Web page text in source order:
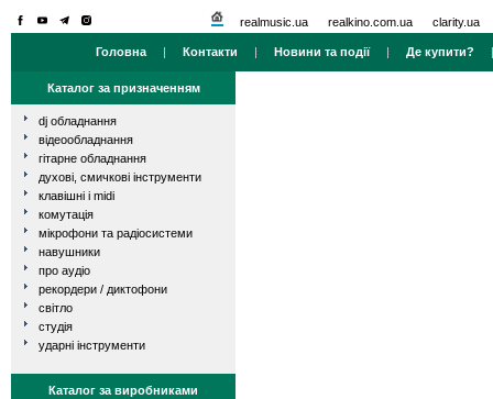
realmusic.ua realkino.com.ua clarity.ua
Головна | Контакти | Новини та події| Де купити?
Каталог за призначенням
dj обладнання
відеообладнання
гітарне обладнання
духові, смичкові інструменти
клавішні і midi
комутація
мікрофони та радіосистеми
навушники
про аудіо
рекордери / диктофони
світло
студія
ударні інструменти
Каталог за виробниками